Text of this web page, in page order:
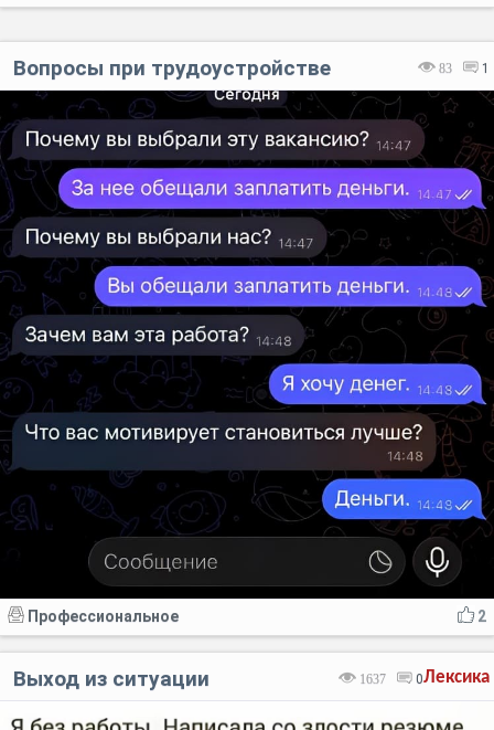
83 1
Вопросы при трудоустройстве
2
Профессиональное
Лексика
1637 0
Выход из ситуации